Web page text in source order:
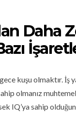
Daha
kuşu olmaktır.
olmanız
IQ’ya sahip